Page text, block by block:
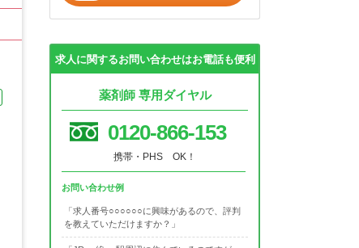
求人に関するお問い合わせはお電話も便利
薬剤師 専用ダイヤル
0120-866-153
携帯・PHS OK！
お問い合わせ例
「求人番号○○○○○○に興味があるので、評判
を教えていただけますか？」